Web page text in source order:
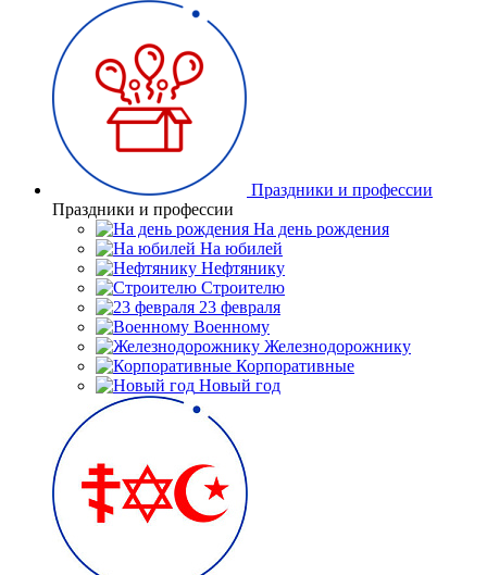
Праздники и профессии
Праздники и профессии
На день рождения
На юбилей
Нефтянику
Строителю
23 февраля
Военному
Железнодорожнику
Корпоративные
Новый год